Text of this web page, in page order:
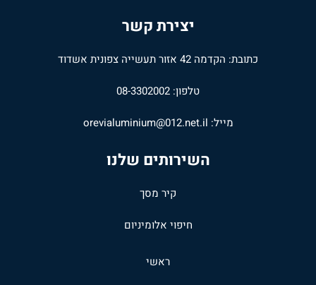
יצירת קשר
כתובת: הקדמה 42 אזור תעשייה צפונית אשדוד
טלפון: 08-3302002
מייל: orevialuminium@012.net.il
השירותים שלנו
קיר מסך
חיפוי אלומיניום
ראשי